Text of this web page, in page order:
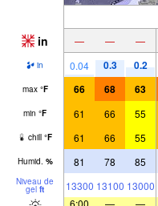
in — — —
in 0.04 0.3 0.2
max °F 66 68 63
min °F 61 66 55
chill °F 61 66 55
Humid. % 81 78 85
Niveau de
gel ft 13300 13100 13000
6:00
— —